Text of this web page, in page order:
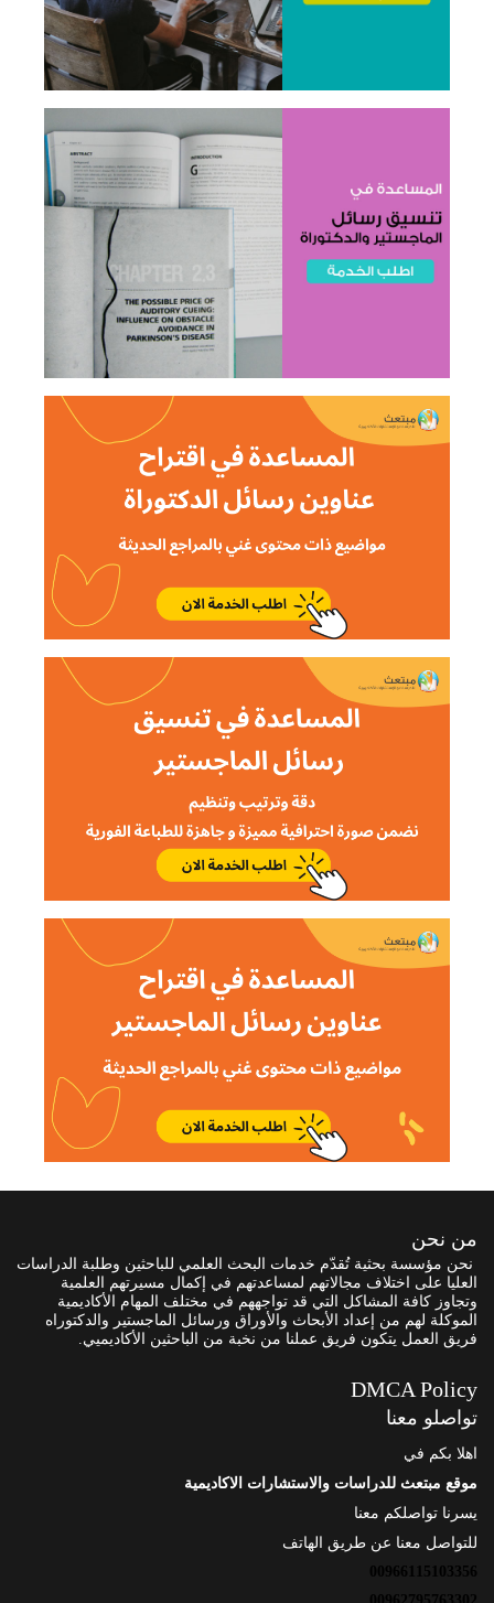
من نحن
نحن مؤسسة بحثية تُقدّم خدمات البحث العلمي للباحثين وطلبة الدراسات
العليا على اختلاف مجالاتهم لمساعدتهم في إكمال مسيرتهم العلمية
وتجاوز كافة المشاكل التي قد تواجههم في مختلف المهام الأكاديمية
الموكلة لهم من إعداد الأبحاث والأوراق ورسائل الماجستير والدكتوراه
فريق العمل يتكون فريق عملنا من نخبة من الباحثين الأكاديميي.
DMCA Policy
تواصلو معنا
اهلا بكم في
موقع مبتعث للدراسات والاستشارات الاكاديمية
يسرنا تواصلكم معنا
للتواصل معنا عن طريق الهاتف
00966115103356